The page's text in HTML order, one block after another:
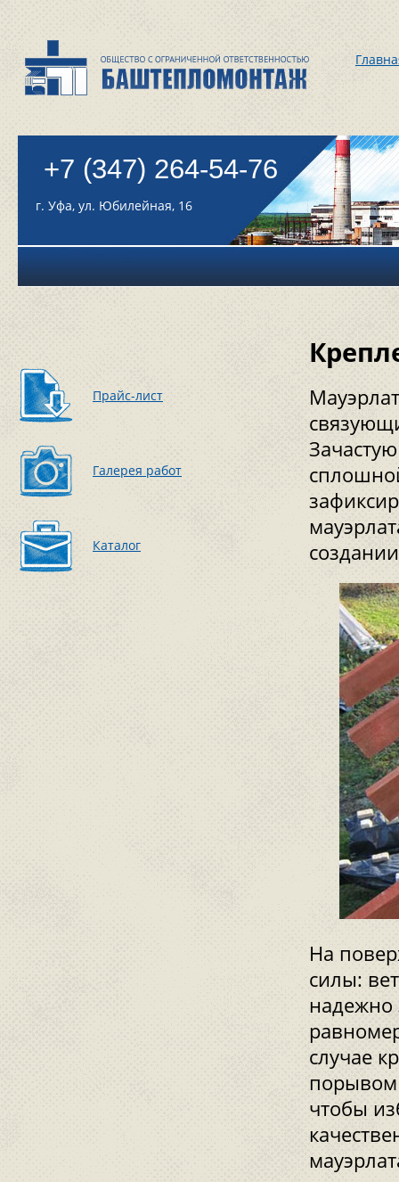
+7 (347) 264-54-76
г. Уфа, ул. Юбилейная, 16
Прайс-лист
Галерея работ
Каталог
На
силы:
надежно
случае
порывом
чтобы